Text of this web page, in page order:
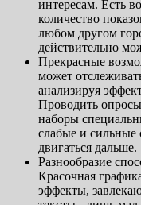
интересам. Есть
количество
любом другом
действительно
Прекрасные
может
анализируя
Проводить опросы
наборы
слабые и сильные
двигаться дальше.
Разнообразие
Красочная
эффекты,